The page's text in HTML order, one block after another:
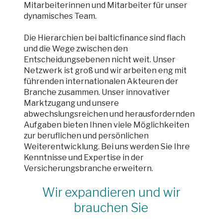
Mitarbeiterinnen und Mitarbeiter für unser
dynamisches Team.
Die Hierarchien bei balticfinance sind flach
und die Wege zwischen den
Entscheidungsebenen nicht weit. Unser
Netzwerk ist groß und wir arbeiten eng mit
führenden internationalen Akteuren der
Branche zusammen. Unser innovativer
Marktzugang und unsere
abwechslungsreichen und herausfordernden
Aufgaben bieten Ihnen viele Möglichkeiten
zur beruflichen und persönlichen
Weiterentwicklung. Bei uns werden Sie Ihre
Kenntnisse und Expertise in der
Versicherungsbranche erweitern.
Wir expandieren und wir
brauchen Sie